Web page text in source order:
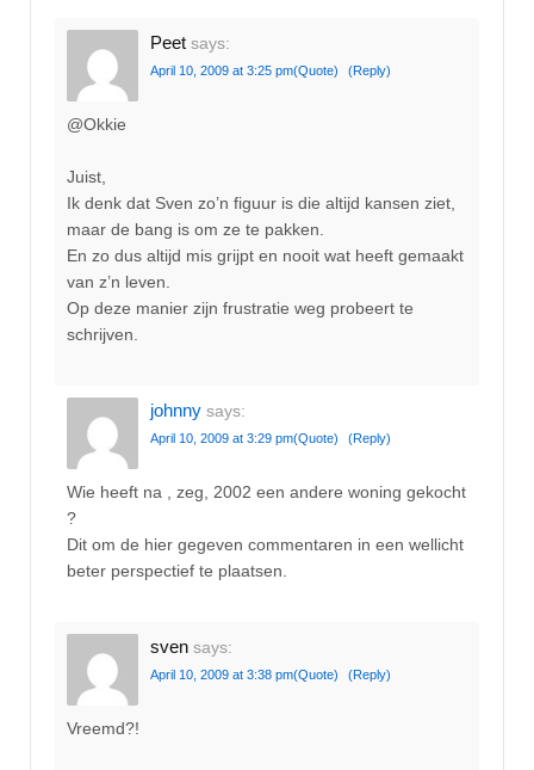
Peet says:
April 10, 2009 at 3:25 pm(Quote) (Reply)
@Okkie
Juist,
Ik denk dat Sven zo’n figuur is die altijd kansen ziet,
maar de bang is om ze te pakken.
En zo dus altijd mis grijpt en nooit wat heeft gemaakt
van z’n leven.
Op deze manier zijn frustratie weg probeert te
schrijven.
johnny says:
April 10, 2009 at 3:29 pm(Quote) (Reply)
Wie heeft na , zeg, 2002 een andere woning gekocht
?
Dit om de hier gegeven commentaren in een wellicht
beter perspectief te plaatsen.
sven says:
April 10, 2009 at 3:38 pm(Quote) (Reply)
Vreemd?!